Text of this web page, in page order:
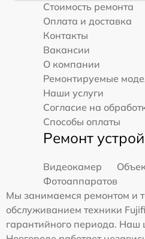
Стоимость ремонта
Оплата и доставка
Контакты
Вакансии
О компании
Ремонтируемые
Наши услуги
Согласие на
Способы оплаты
Ремонт
Видеокамер
Фотоаппаратов
Мы занимаемся ремонтом и
обслуживанием техники
гарантийного периода.